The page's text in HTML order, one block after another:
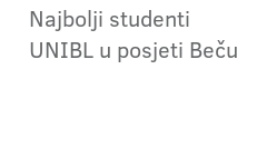
Najbolji studenti
UNIBL u posjeti Beču